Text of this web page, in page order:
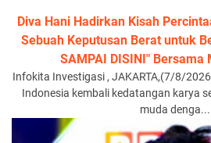
Diva Hani Hadirkan Kisah
Sebuah Keputusan Berat untuk
SAMPAI DISINI"
Infokita Investigasi , JAKARTA,(7/8/
Indonesia kembali kedatangan karya
muda denga...